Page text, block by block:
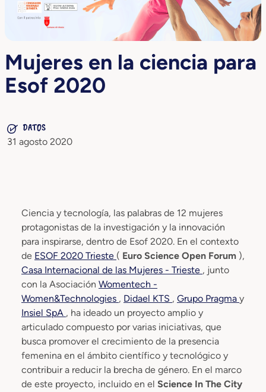
Mujeres en la ciencia para
Esof 2020
DATOS
31 agosto 2020
Ciencia y tecnología, las palabras de 12 mujeres
protagonistas de la investigación y la innovación
para inspirarse, dentro de Esof 2020. En el contexto
de ESOF 2020 Trieste ( Euro Science Open Forum ),
Casa Internacional de las Mujeres - Trieste , junto
con la Asociación Womentech -
Women&Technologies , Didael KTS , Grupo Pragma y
Insiel SpA , ha ideado un proyecto amplio y
articulado compuesto por varias iniciativas, que
busca promover el crecimiento de la presencia
femenina en el ámbito científico y tecnológico y
contribuir a reducir la brecha de género. En el marco
de este proyecto, incluido en el Science In The City